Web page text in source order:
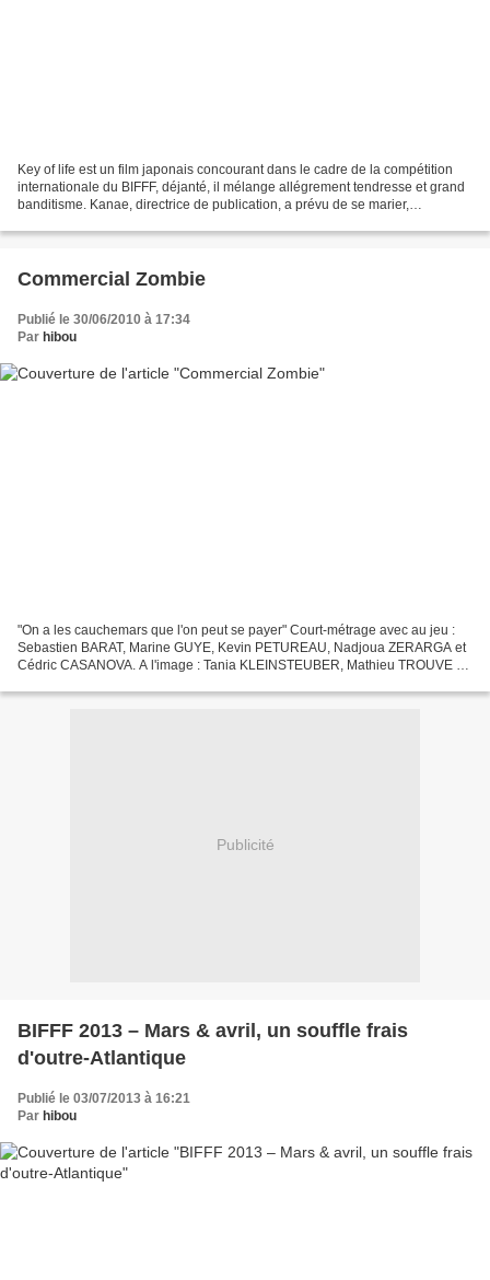
Key of life est un film japonais concourant dans le cadre de la compétition
internationale du BIFFF, déjanté, il mélange allégrement tendresse et grand
banditisme. Kanae, directrice de publication, a prévu de se marier,
Commercial Zombie
Publié le 30/06/2010 à 17:34
Par hibou
"On a les cauchemars que l'on peut se payer" Court-métrage avec au jeu :
Sebastien BARAT, Marine GUYE, Kevin PETUREAU, Nadjoua ZERARGA et
Cédric CASANOVA. A l'image : Tania KLEINSTEUBER, Mathieu TROUVE en
Publicité
BIFFF 2013 – Mars & avril, un souffle frais
d'outre-Atlantique
Publié le 03/07/2013 à 16:21
Par hibou